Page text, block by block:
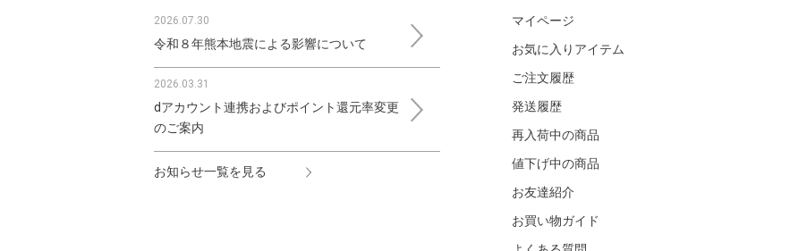
2026.07.30
令和８年熊本地震による影響について
2026.03.31
dアカウント連携およびポイント還元率変更
のご案内
お知らせ一覧を見る
マイページ
お気に入りアイテム
ご注文履歴
発送履歴
再入荷中の商品
値下げ中の商品
お友達紹介
お買い物ガイド